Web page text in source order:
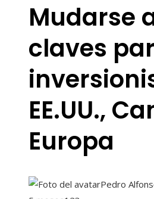
Mudarse
claves
EE.UU.,
Europa
Pedro